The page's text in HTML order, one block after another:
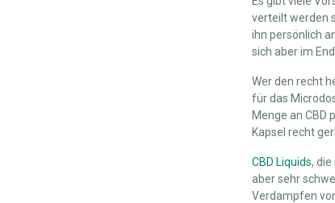
verteilt werden
ihn persönlich
sich aber im
Wer den recht
für das
Menge an CBD
Kapsel recht
CBD Liquids,
aber sehr
Verdampfen